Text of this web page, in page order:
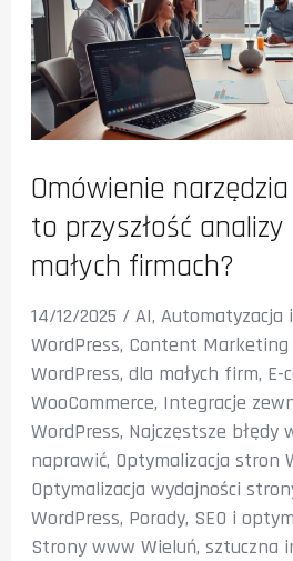
Omówienie
to przyszłość
małych firmach?
14/12/2025 /AI,Automatyzacja
WordPress, Content
WordPress,dla małych firm, E-
WooCommerce, Integracje
WordPress, Najczęstsze błędy
naprawić, Optymalizacja stron
Optymalizacja wydajności
WordPress, Porady, SEO i
Strony www Wieluń,sztuczna